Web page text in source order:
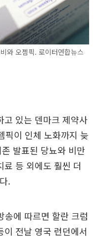
와 오젬픽. 로이터연합뉴스
고 있는 덴마크 제약사
픽이 인체 노화까지 늦
발표된 당뇨와 비만
료 등 외에도 훨씬 더
.
에 따르면 할란 크럼
전날 영국 런던에서